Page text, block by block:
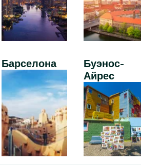
Барселона
Буэнос-
Айрес